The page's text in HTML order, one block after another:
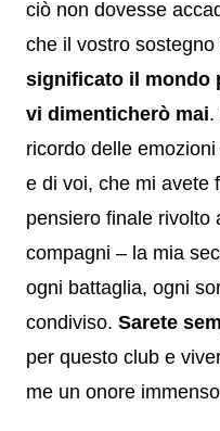
ciò non dovesse
che il vostro
significato il mondo
vi dimenticherò mai.
ricordo delle
e di voi, che mi avete
pensiero finale rivolto
compagni – la mia
ogni battaglia, ogni
condiviso. Sarete
per questo club e
me un onore